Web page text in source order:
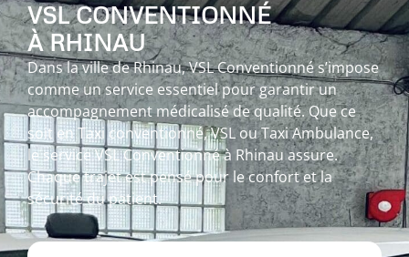
VSL CONVENTIONNÉ
À RHINAU
Dans la ville de Rhinau, VSL Conventionné s’impose
comme un service essentiel pour garantir un
accompagnement médicalisé de qualité. Que ce
soit en Taxi conventionné, VSL ou Taxi Ambulance,
le service VSL Conventionné à Rhinau assure.
Chaque trajet est pensé pour le confort et la
sécurité du patient.